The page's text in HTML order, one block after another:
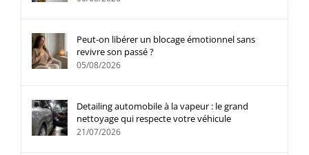
Peut-on libérer un blocage émotionnel sans
revivre son passé ?
05/08/2026
Detailing automobile à la vapeur : le grand
nettoyage qui respecte votre véhicule
21/07/2026